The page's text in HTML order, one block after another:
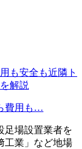
費用も…
足場設置業者を
工業」など地場